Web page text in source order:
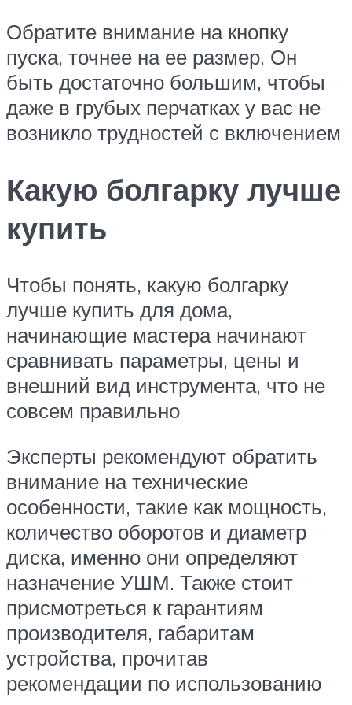
Обратите внимание на кнопку
пуска, точнее на ее размер. Он
быть достаточно большим, чтобы
даже в грубых перчатках у вас не
возникло трудностей с включением
Какую болгарку лучше
купить
Чтобы понять, какую болгарку
лучше купить для дома,
начинающие мастера начинают
сравнивать параметры, цены и
внешний вид инструмента, что не
совсем правильно
Эксперты рекомендуют обратить
внимание на технические
особенности, такие как мощность,
количество оборотов и диаметр
диска, именно они определяют
назначение УШМ. Также стоит
присмотреться к гарантиям
производителя, габаритам
устройства, прочитав
рекомендации по использованию